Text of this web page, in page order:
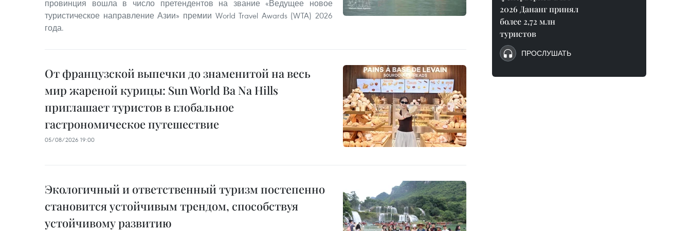
провинция вошла в число претендентов на звание «Ведущее новое
туристическое направление Азии» премии World Travel Awards (WTA) 2026
года.
От французской выпечки до знаменитой на весь
мир жареной курицы: Sun World Ba Na Hills
приглашает туристов в глобальное
гастрономическое путешествие
05/08/2026 19:00
Экологичный и ответственный туризм постепенно
становится устойчивым трендом, способствуя
устойчивому развитию
2026 Дананг принял
более 2,72 млн
туристов
ПРОСЛУШАТЬ